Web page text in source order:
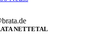
NETTETAL